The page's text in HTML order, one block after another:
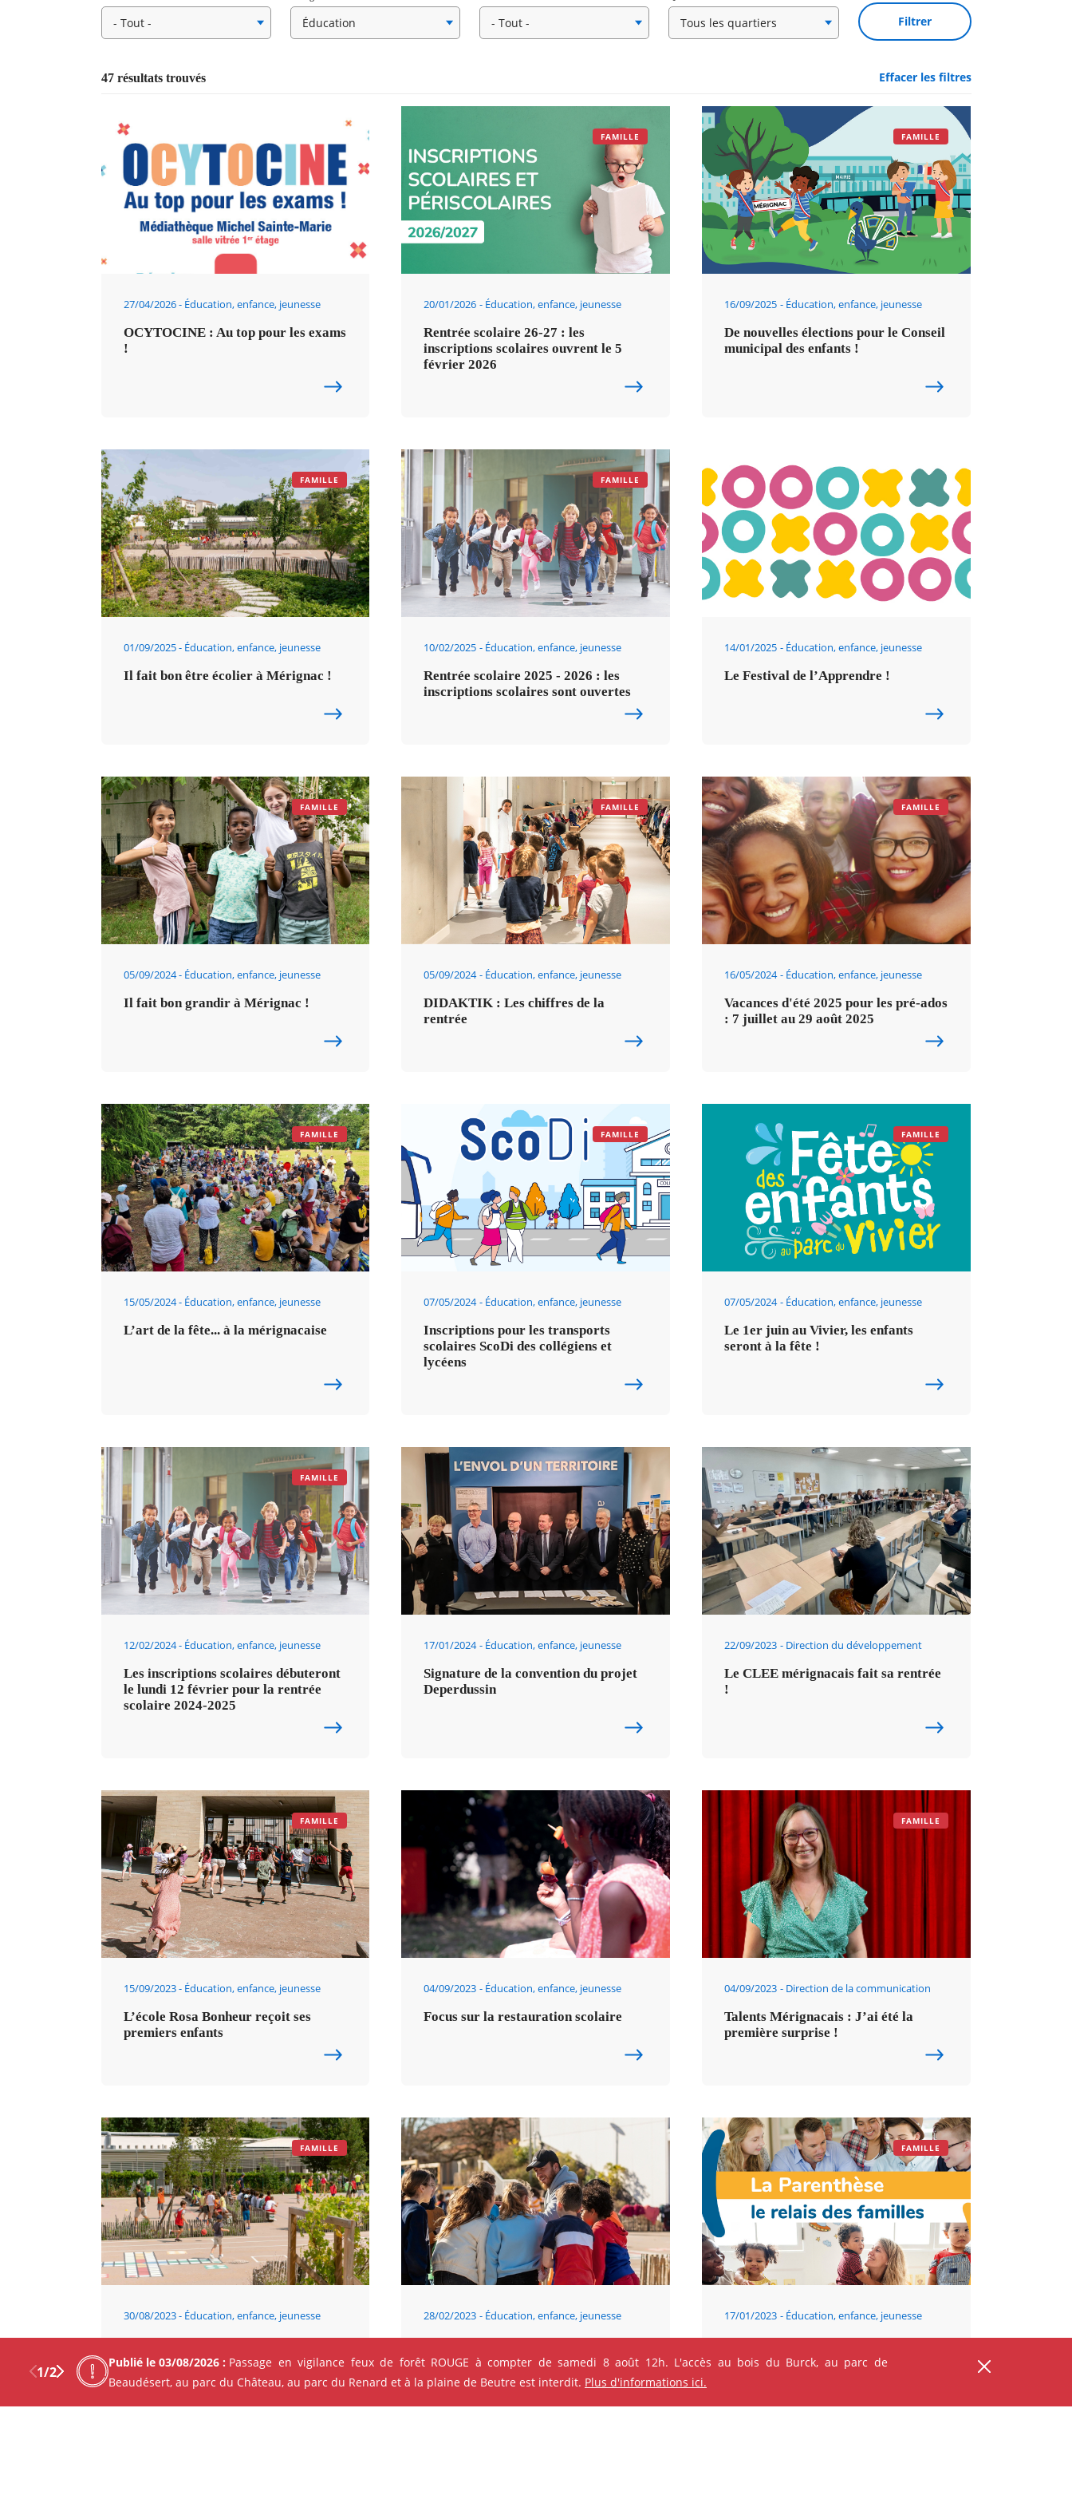
1/2
Publié le 03/08/2026 : Passage en vigilance feux de forêt ROUGE à compter de samedi 8 août 12h. L'accès au bois du Burck, au parc de
Beaudésert, au parc du Château, au parc du Renard et à la plaine de Beutre est interdit. Plus d'informations ici.
47 résultats trouvés Effacer les filtres
27/04/2026 Éducation, enfance, jeunesse
OCYTOCINE : Au top pour les exams
!
FAMILLE
20/01/2026 Éducation, enfance, jeunesse
Rentrée scolaire 26-27 : les
inscriptions scolaires ouvrent le 5
février 2026
FAMILLE
16/09/2025 Éducation, enfance, jeunesse
De nouvelles élections pour le Conseil
municipal des enfants !
FAMILLE
01/09/2025 Éducation, enfance, jeunesse
Il fait bon être écolier à Mérignac !
FAMILLE
10/02/2025 Éducation, enfance, jeunesse
Rentrée scolaire 2025 - 2026 : les
inscriptions scolaires sont ouvertes
14/01/2025 Éducation, enfance, jeunesse
Le Festival de l’Apprendre !
FAMILLE
05/09/2024 Éducation, enfance, jeunesse
Il fait bon grandir à Mérignac !
FAMILLE
05/09/2024 Éducation, enfance, jeunesse
DIDAKTIK : Les chiffres de la
rentrée
FAMILLE
16/05/2024 Éducation, enfance, jeunesse
Vacances d'été 2025 pour les pré-ados
: 7 juillet au 29 août 2025
FAMILLE
15/05/2024 Éducation, enfance, jeunesse
L’art de la fête... à la mérignacaise
FAMILLE
07/05/2024 Éducation, enfance, jeunesse
Inscriptions pour les transports
scolaires ScoDi des collégiens et
lycéens
FAMILLE
07/05/2024 Éducation, enfance, jeunesse
Le 1er juin au Vivier, les enfants
seront à la fête !
FAMILLE
12/02/2024 Éducation, enfance, jeunesse
Les inscriptions scolaires débuteront
le lundi 12 février pour la rentrée
scolaire 2024-2025
17/01/2024 Éducation, enfance, jeunesse
Signature de la convention du projet
Deperdussin
22/09/2023 Direction du développement
Le CLEE mérignacais fait sa rentrée
!
FAMILLE
15/09/2023 Éducation, enfance, jeunesse
L’école Rosa Bonheur reçoit ses
premiers enfants
04/09/2023 Éducation, enfance, jeunesse
Focus sur la restauration scolaire
FAMILLE
04/09/2023 Direction de la communication
Talents Mérignacais : J’ai été la
première surprise !
FAMILLE
30/08/2023 Éducation, enfance, jeunesse
accompagnés pour bien apprendre
28/02/2023 Éducation, enfance, jeunesse
FAMILLE
17/01/2023 Éducation, enfance, jeunesse
familles